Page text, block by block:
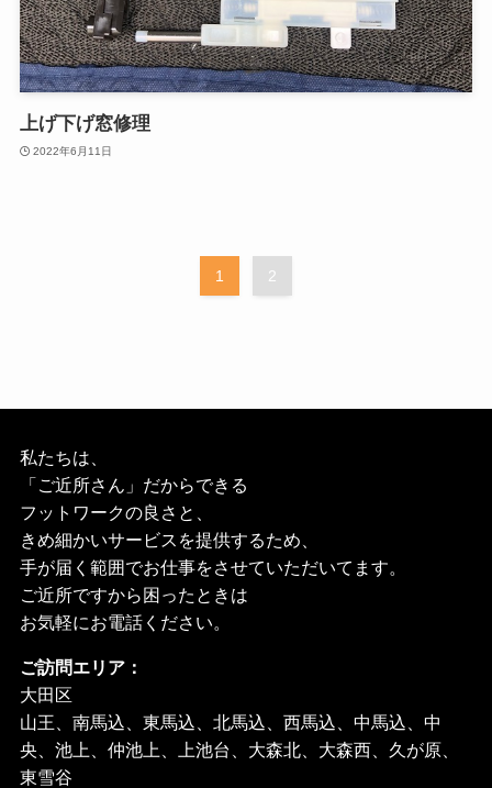
上げ下げ窓修理
2022年6月11日
1 2
私たちは、
「ご近所さん」だからできる
フットワークの良さと、
きめ細かいサービスを提供するため、
手が届く範囲でお仕事をさせていただいてます。
ご近所ですから困ったときは
お気軽にお電話ください。
ご訪問エリア：
大田区
山王、南馬込、東馬込、北馬込、西馬込、中馬込、中
央、池上、仲池上、上池台、大森北、大森西、久が原、
東雪谷